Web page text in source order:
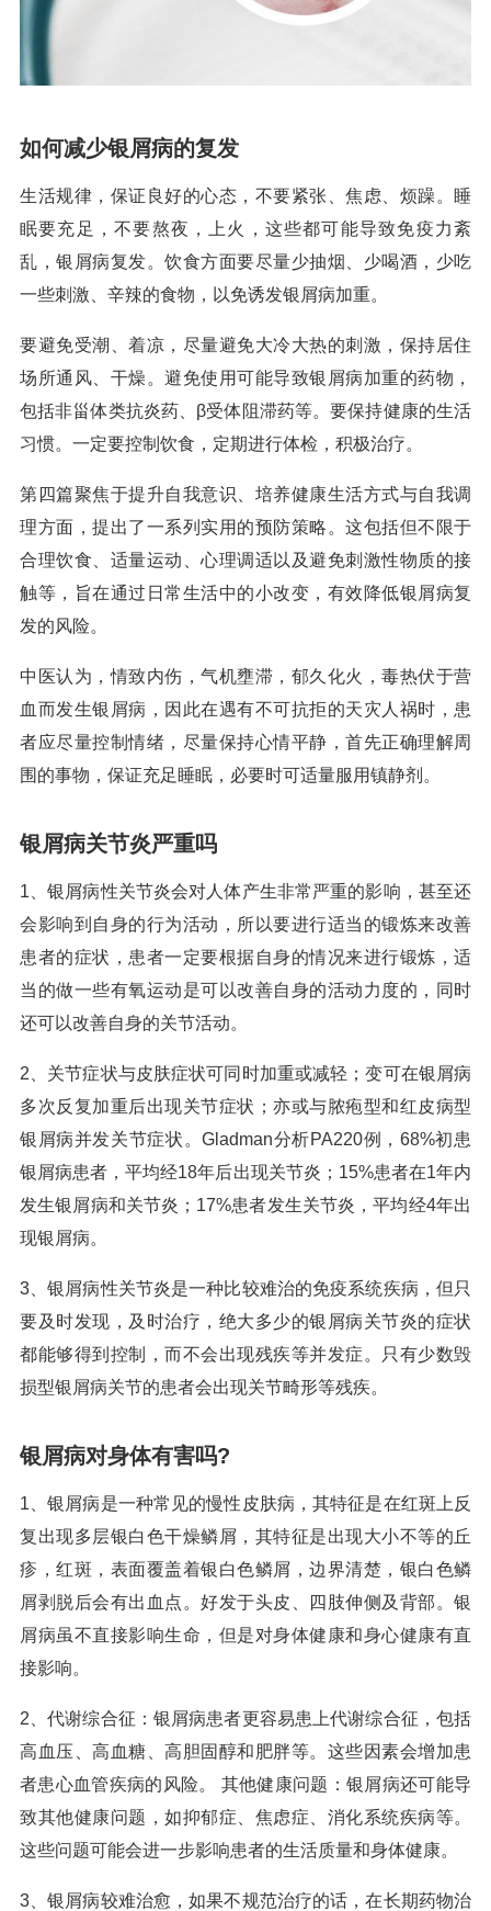
如何减少银屑病的复发
生活规律，保证良好的心态，不要紧张、焦虑、烦躁。睡
眠要充足，不要熬夜，上火，这些都可能导致免疫力紊
乱，银屑病复发。饮食方面要尽量少抽烟、少喝酒，少吃
一些刺激、辛辣的食物，以免诱发银屑病加重。
要避免受潮、着凉，尽量避免大冷大热的刺激，保持居住
场所通风、干燥。避免使用可能导致银屑病加重的药物，
包括非甾体类抗炎药、β受体阻滞药等。要保持健康的生活
习惯。一定要控制饮食，定期进行体检，积极治疗。
第四篇聚焦于提升自我意识、培养健康生活方式与自我调
理方面，提出了一系列实用的预防策略。这包括但不限于
合理饮食、适量运动、心理调适以及避免刺激性物质的接
触等，旨在通过日常生活中的小改变，有效降低银屑病复
发的风险。
中医认为，情致内伤，气机壅滞，郁久化火，毒热伏于营
血而发生银屑病，因此在遇有不可抗拒的天灾人祸时，患
者应尽量控制情绪，尽量保持心情平静，首先正确理解周
围的事物，保证充足睡眠，必要时可适量服用镇静剂。
银屑病关节炎严重吗
1、银屑病性关节炎会对人体产生非常严重的影响，甚至还
会影响到自身的行为活动，所以要进行适当的锻炼来改善
患者的症状，患者一定要根据自身的情况来进行锻炼，适
当的做一些有氧运动是可以改善自身的活动力度的，同时
还可以改善自身的关节活动。
2、关节症状与皮肤症状可同时加重或减轻；变可在银屑病
多次反复加重后出现关节症状；亦或与脓疱型和红皮病型
银屑病并发关节症状。Gladman分析PA220例，68%初患
银屑病患者，平均经18年后出现关节炎；15%患者在1年内
发生银屑病和关节炎；17%患者发生关节炎，平均经4年出
现银屑病。
3、银屑病性关节炎是一种比较难治的免疫系统疾病，但只
要及时发现，及时治疗，绝大多少的银屑病关节炎的症状
都能够得到控制，而不会出现残疾等并发症。只有少数毁
损型银屑病关节的患者会出现关节畸形等残疾。
银屑病对身体有害吗?
1、银屑病是一种常见的慢性皮肤病，其特征是在红斑上反
复出现多层银白色干燥鳞屑，其特征是出现大小不等的丘
疹，红斑，表面覆盖着银白色鳞屑，边界清楚，银白色鳞
屑剥脱后会有出血点。好发于头皮、四肢伸侧及背部。银
屑病虽不直接影响生命，但是对身体健康和身心健康有直
接影响。
2、代谢综合征：银屑病患者更容易患上代谢综合征，包括
高血压、高血糖、高胆固醇和肥胖等。这些因素会增加患
者患心血管疾病的风险。 其他健康问题：银屑病还可能导
致其他健康问题，如抑郁症、焦虑症、消化系统疾病等。
这些问题可能会进一步影响患者的生活质量和身体健康。
3、银屑病较难治愈，如果不规范治疗的话，在长期药物治